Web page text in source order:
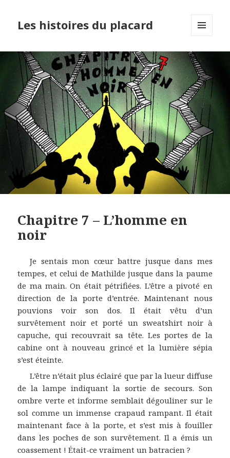
Les histoires du placard
WIDGETS
Chapitre 7 – L’homme en
noir
Je sentais mon cœur battre jusque dans mes
tempes, et celui de Mathilde jusque dans la paume
de ma main. On était pétrifiées. L’être a pivoté en
direction de la porte d’entrée. Maintenant nous
pouvions voir son dos. Il était vêtu d’un
survêtement noir et porté un sweatshirt noir à
capuche, qui recouvrait sa tête. Les portes de la
cabine ont à nouveau grincé et la lumière sépia
s’est éteinte.
L’être n’était plus éclairé que par la lueur diffuse
de la lampe indiquant la sortie de secours. Son
ombre verte et informe semblait dégouliner sur le
sol comme un immense crapaud rampant. Il était
maintenant face à la porte, et s’est mis à fouiller
dans les poches de son survêtement. Il a émis un
coassement ! Était-ce vraiment un batracien ?